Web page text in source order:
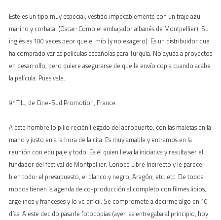
Este es un tipo muy especial, vestido impecablemente con un traje azul
marino y corbata. (Oscar: Como el embajador albanés de Montpellier). Su
inglés es 100 veces peor que el mío (y no exagero). Es un distribuidor que
ha comprado varias películas españolas para Turquía. No ayuda a proyectos
en desarrollo, pero quiere asegurarse de que le envío copia cuando acabe
la película. Pues vale.
9ª T.L., de Cine-Sud Promotion, France.
A este hombre lo pillo recién llegado del aeropuerto, con las maletas en la
mano y justo en a la hora de la cita. Es muy amable y entramos en la
reunión con equipaje y todo. Es él quien lleva la iniciativa y resulta ser el
fundador del festival de Montpellier. Conoce Libre Indirecto y le parece
bien todo: el presupuesto, el blanco y negro, Aragón, etc. etc. De todos
modos tienen la agenda de co-producción al completo con filmes libios,
argelinos y franceses y lo ve difícil. Se compromete a decirme algo en 10
días. A este decido pasarle fotocopias (ayer las entregaba al principio, hoy